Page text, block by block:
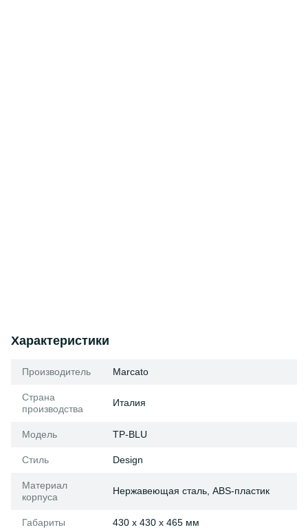
Характеристики
Производитель Marcato
Страна
производства
Италия
Модель TP-BLU
Стиль Design
Материал
корпуса
Нержавеющая сталь, ABS-пластик
Габариты 430 x 430 x 465 мм